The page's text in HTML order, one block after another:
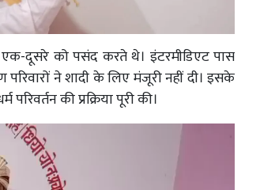
दूसरे को पसंद करते थे। इंटरमीडिएट पास
ने शादी के लिए मंजूरी नहीं दी। इसके
की प्रक्रिया पूरी की।